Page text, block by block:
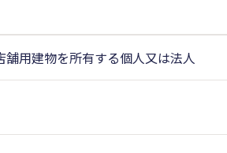
用建物を所有する個人又は法人